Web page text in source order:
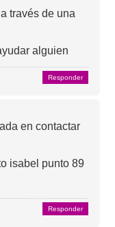
través de una
alguien
Responder
en contactar
isabel punto 89
Responder